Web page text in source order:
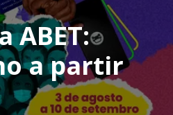
ABET:
a partir